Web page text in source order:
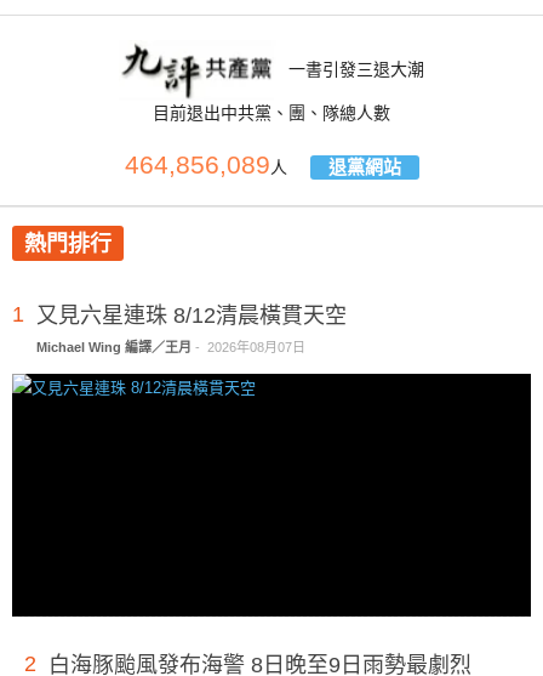
一書引發三退大潮
目前退出中共黨、團、隊總人數
464,856,089人 退黨網站
熱門排行
1 又見六星連珠 8/12清晨橫貫天空
Michael Wing 編譯／王月 - 2026年08月07日
2 白海豚颱風發布海警 8日晚至9日雨勢最劇烈